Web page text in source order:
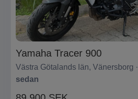
Yamaha Tracer 900
Västra Götalands län, Vänersborg ·
sedan